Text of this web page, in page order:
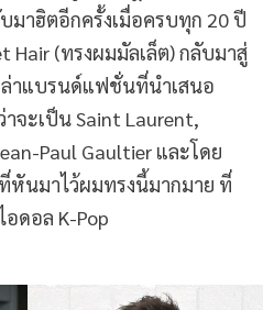
มาฮิตอีกครั้งเมื่อครบทุก 20 ปี
Hair (ทรงผมมัลเล็ต) กลับมาสู่
าแบรนด์แฟชั่นที่นำเสนอ
จะเป็น Saint Laurent,
Paul Gaultier และโดย
หันมาไว้ผมทรงนี้มากมาย ที่
อดอล K-Pop